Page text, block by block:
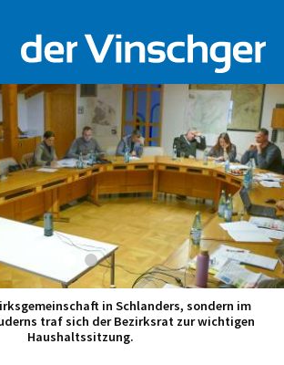
in Schlanders, sondern im
traf sich der Bezirksrat zur wichtigen
Haushaltssitzung.